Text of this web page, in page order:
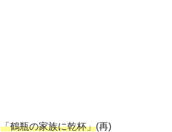
「鶴瓶の家族に乾杯」(再)